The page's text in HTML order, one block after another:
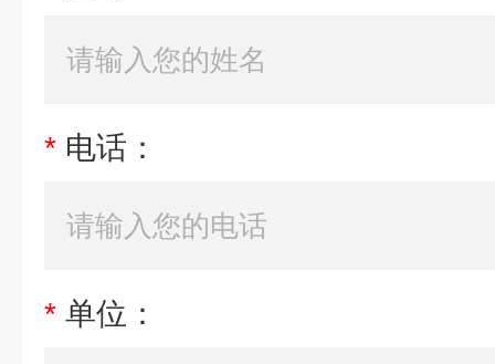
* 电话：
* 单位：